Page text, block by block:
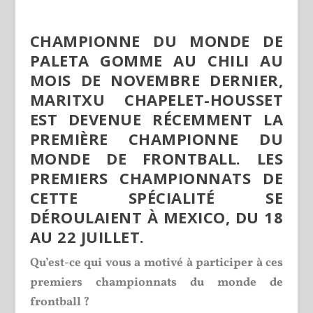
CHAMPIONNE DU MONDE DE
PALETA GOMME AU CHILI AU
MOIS DE NOVEMBRE DERNIER,
MARITXU CHAPELET-HOUSSET
EST DEVENUE RÉCEMMENT LA
PREMIÈRE CHAMPIONNE DU
MONDE DE FRONTBALL. LES
PREMIERS CHAMPIONNATS DE
CETTE SPÉCIALITÉ SE
DÉROULAIENT À MEXICO, DU 18
AU 22 JUILLET.
Qu’est-ce qui vous a motivé à participer à ces
premiers championnats du monde de
frontball ?